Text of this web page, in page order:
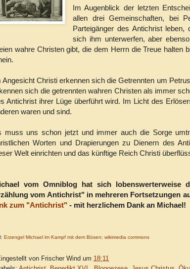
Im Augenblick der letzten
allen drei Gemeinschaften, bei
Parteigänger des Antichrist
sich ihm unterwerfen, aber
wahre Christen gibt, die dem Herrn die Treue halten
Angesicht Christi erkennen sich die Getrennten um
sich die getrennten wahren Christen als immer
Antichrist ihrer Lüge überführt wird. Im Licht des
waren und sind.
muss uns schon jetzt und immer auch die Sorge
Worten und Drapierungen zu Dienern des
Welt einrichten und das künftige Reich Christi
vom Omniblog hat sich lobenswerterweise
vom Antichrist" in mehreren Fortsetzungen
zum "Antichrist" - mit herzlichem Dank an Michael!
Erzengel Michael im Kampf mit dem Bösen; wikimedia commons
von Frischer Wind um 18:11